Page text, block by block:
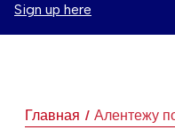
Sign up here
Главная Алентежу